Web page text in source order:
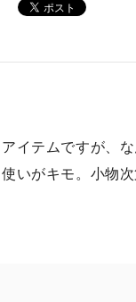
イテムですが、
いがキモ。小物